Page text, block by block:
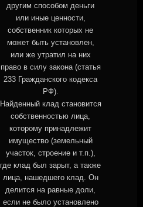
другим способом деньги
или иные ценности,
собственник которых не
может быть установлен,
или же утратил на них
право в силу закона (статья
233 Гражданского кодекса
РФ).
Найденный клад становится
собственностью лица,
которому принадлежит
имущество (земельный
участок, строение и т.п.),
где клад был зарыт, а также
лица, нашедшего клад. Он
делится на равные доли,
если не было установлено